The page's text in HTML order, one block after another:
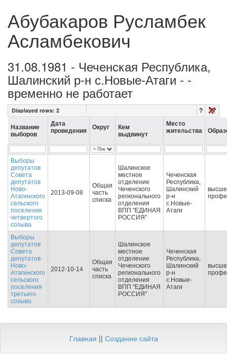
Абубакаров Русламбек
Асламбекович
31.08.1981 - Чеченская Республика,
Шалинский р-н с.Новые-Атаги - -
временно не работает
Displayed rows: 2 ?
Название
выборов
Дата
проведения
Округ
Кем
выдвинут
Место
жительства
Выборы
депутатов
Совета
депутатов
Ново-
Атагинского
сельского
поселения
четвертого
созыва
2013-09-08
Общая
часть
списка
Шалинское
местное
отделение
Чеченского
регионального
отделения
ВПП "ЕДИНАЯ
РОССИЯ"
Чеченская
Республика,
Шалинский
р-н
с.Новые-
Атаги
Выборы
депутатов
Совета
депутатов
Ново-
Атагинского
сельского
поселения
третьего
созыва
2012-10-14
Общая
часть
списка
Шалинское
местное
отделение
Чеченского
регионального
отделения
ВПП "ЕДИНАЯ
РОССИЯ"
Чеченская
Республика,
Шалинский
р-н
с.Новые-
Атаги
Главная || Создание сайта